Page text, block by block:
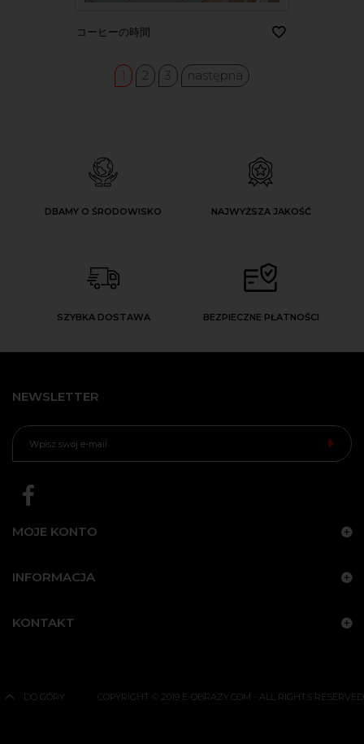
コーヒーの時間
1 2 3 następna
DBAMY O ŚRODOWISKO NAJWYŻSZA JAKOŚĆ
SZYBKA DOSTAWA BEZPIECZNE PŁATNOŚCI
NEWSLETTER
MOJE KONTO
INFORMACJA
KONTAKT
DO GÓRY COPYRIGHT © 2019 E-OBRAZY.COM - ALL RIGHTS RESERVED